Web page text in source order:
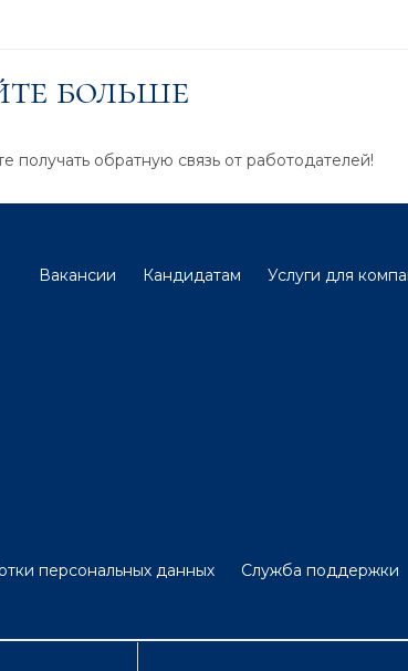
больше
получать обратную связь от работодателей!
Вакансии Кандидатам Услуги для
персональных данных Служба поддержки